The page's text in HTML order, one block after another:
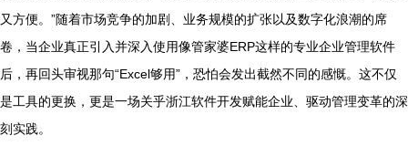
又方便。”随着市场竞争的加剧、业务规模的扩张以及数字化浪潮的席
卷，当企业真正引入并深入使用像管家婆ERP这样的专业企业管理软件
后，再回头审视那句“Excel够用”，恐怕会发出截然不同的感慨。这不仅
是工具的更换，更是一场关乎浙江软件开发赋能企业、驱动管理变革的深
刻实践。